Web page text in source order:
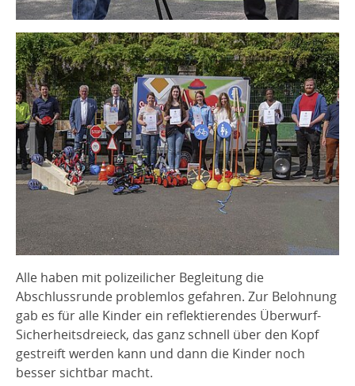
Alle haben mit polizeilicher Begleitung die
Abschlussrunde problemlos gefahren. Zur Belohnung
gab es für alle Kinder ein reflektierendes Überwurf-
Sicherheitsdreieck, das ganz schnell über den Kopf
gestreift werden kann und dann die Kinder noch
besser sichtbar macht.